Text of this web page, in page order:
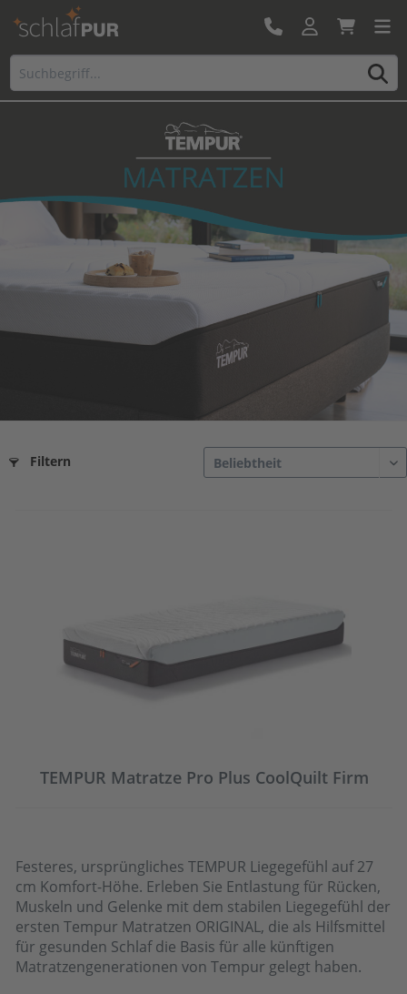
Filtern
TEMPUR Matratze Pro Plus CoolQuilt Firm
Festeres, ursprüngliches TEMPUR Liegegefühl auf 27
cm Komfort-Höhe. Erleben Sie Entlastung für Rücken,
Muskeln und Gelenke mit dem stabilen Liegegefühl der
ersten Tempur Matratzen ORIGINAL, die als Hilfsmittel
für gesunden Schlaf die Basis für alle künftigen
Matratzengenerationen von Tempur gelegt haben.